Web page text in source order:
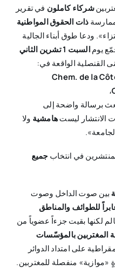
شركاء كاملون في تقرير
ذات الحقوق المواطنية
ودعا طوق أبناء الجالية
يوم
السبت 1 تشرين الثاني
القنصلية الواقعة في:
40 Chem. de la
،
برسالة واضحة إلى
الانتشار ليستهامشية ولا
في انتخاب جميع
بين صوت الداخل وصوت
للطوائف والمناطق
لكنها بقيت جزءاً عضوياً من
المغتربين بالمؤسّسات
على امتداد الدوائر